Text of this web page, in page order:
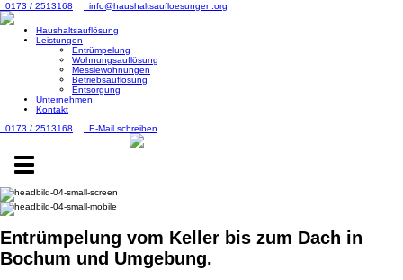
0173 / 2513168 info@haushaltsaufloesungen.org
Haushaltsauflösung
Leistungen
Entrümpelung
Wohnungsauflösung
Messiewohnungen
Betriebsauflösung
Entsorgung
Unternehmen
Kontakt
0173 / 2513168
E-Mail schreiben
Toggle
navigation
Entrümpelung vom Keller bis zum Dach in
Bochum und Umgebung.